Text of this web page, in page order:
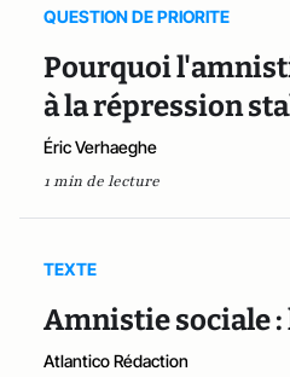
QUESTION DE PRIORITE
Pourquoi
à la répression
Éric Verhaeghe
1 min de lecture
TEXTE
Amnistie sociale :
Atlantico Rédaction